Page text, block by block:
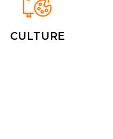
CULTURE